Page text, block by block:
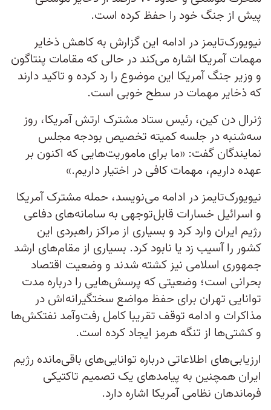
پیش از جنگ خود را حفظ کرده است.
نیویورک‌تایمز در ادامه این گزارش به کاهش ذخایر
مهمات آمریکا اشاره می‌کند در حالی که مقامات پنتاگون
و وزیر جنگ آمریکا این موضوع را رد کرده و تاکید دارند
که ذخایر مهمات در سطح خوبی است.
ژنرال دن کین، رئیس ستاد مشترک ارتش آمریکا، روز
سه‌شنبه در جلسه کمیته تخصیص بودجه مجلس
نمایندگان گفت: «ما برای ماموریت‌هایی که اکنون بر
عهده داریم، مهمات کافی در اختیار داریم.»
نیویورک‌تایمز در ادامه می‌نویسد، حمله مشترک آمریکا
و اسرائیل خسارات قابل‌توجهی به سامانه‌های دفاعی
رژیم ایران وارد کرد و بسیاری از مراکز راهبردی این
کشور را آسیب زد یا نابود کرد. بسیاری از مقام‌های ارشد
جمهوری اسلامی نیز کشته شدند و وضعیت اقتصاد
بحرانی است؛ وضعیتی که پرسش‌هایی را درباره مدت
توانایی تهران برای حفظ مواضع سختگیرانه‌اش در
مذاکرات و ادامه توقف تقریبا کامل رفت‌وآمد نفتکش‌ها
و کشتی‌ها از تنگه هرمز ایجاد کرده است.
ارزیابی‌های اطلاعاتی درباره توانایی‌های باقی‌مانده رژیم
ایران همچنین به پیامدهای یک تصمیم تاکتیکی
فرماندهان نظامی آمریکا اشاره دارد.